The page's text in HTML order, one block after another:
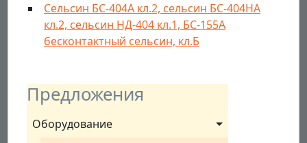
Предложения
Оборудование
Сельсин БС-404А кл.2, cельсин БС-404НА
кл.2, cельсин НД-404 кл.1, БС-155А
бесконтактный сельсин, кл.Б